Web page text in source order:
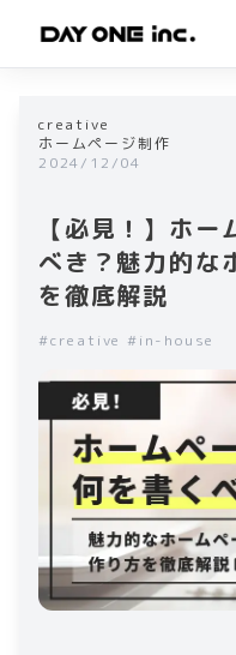
creative
ホームページ制作
2024/12/04
【必見！】ホー
べき？魅力的な
を徹底解説
#creative #in-house